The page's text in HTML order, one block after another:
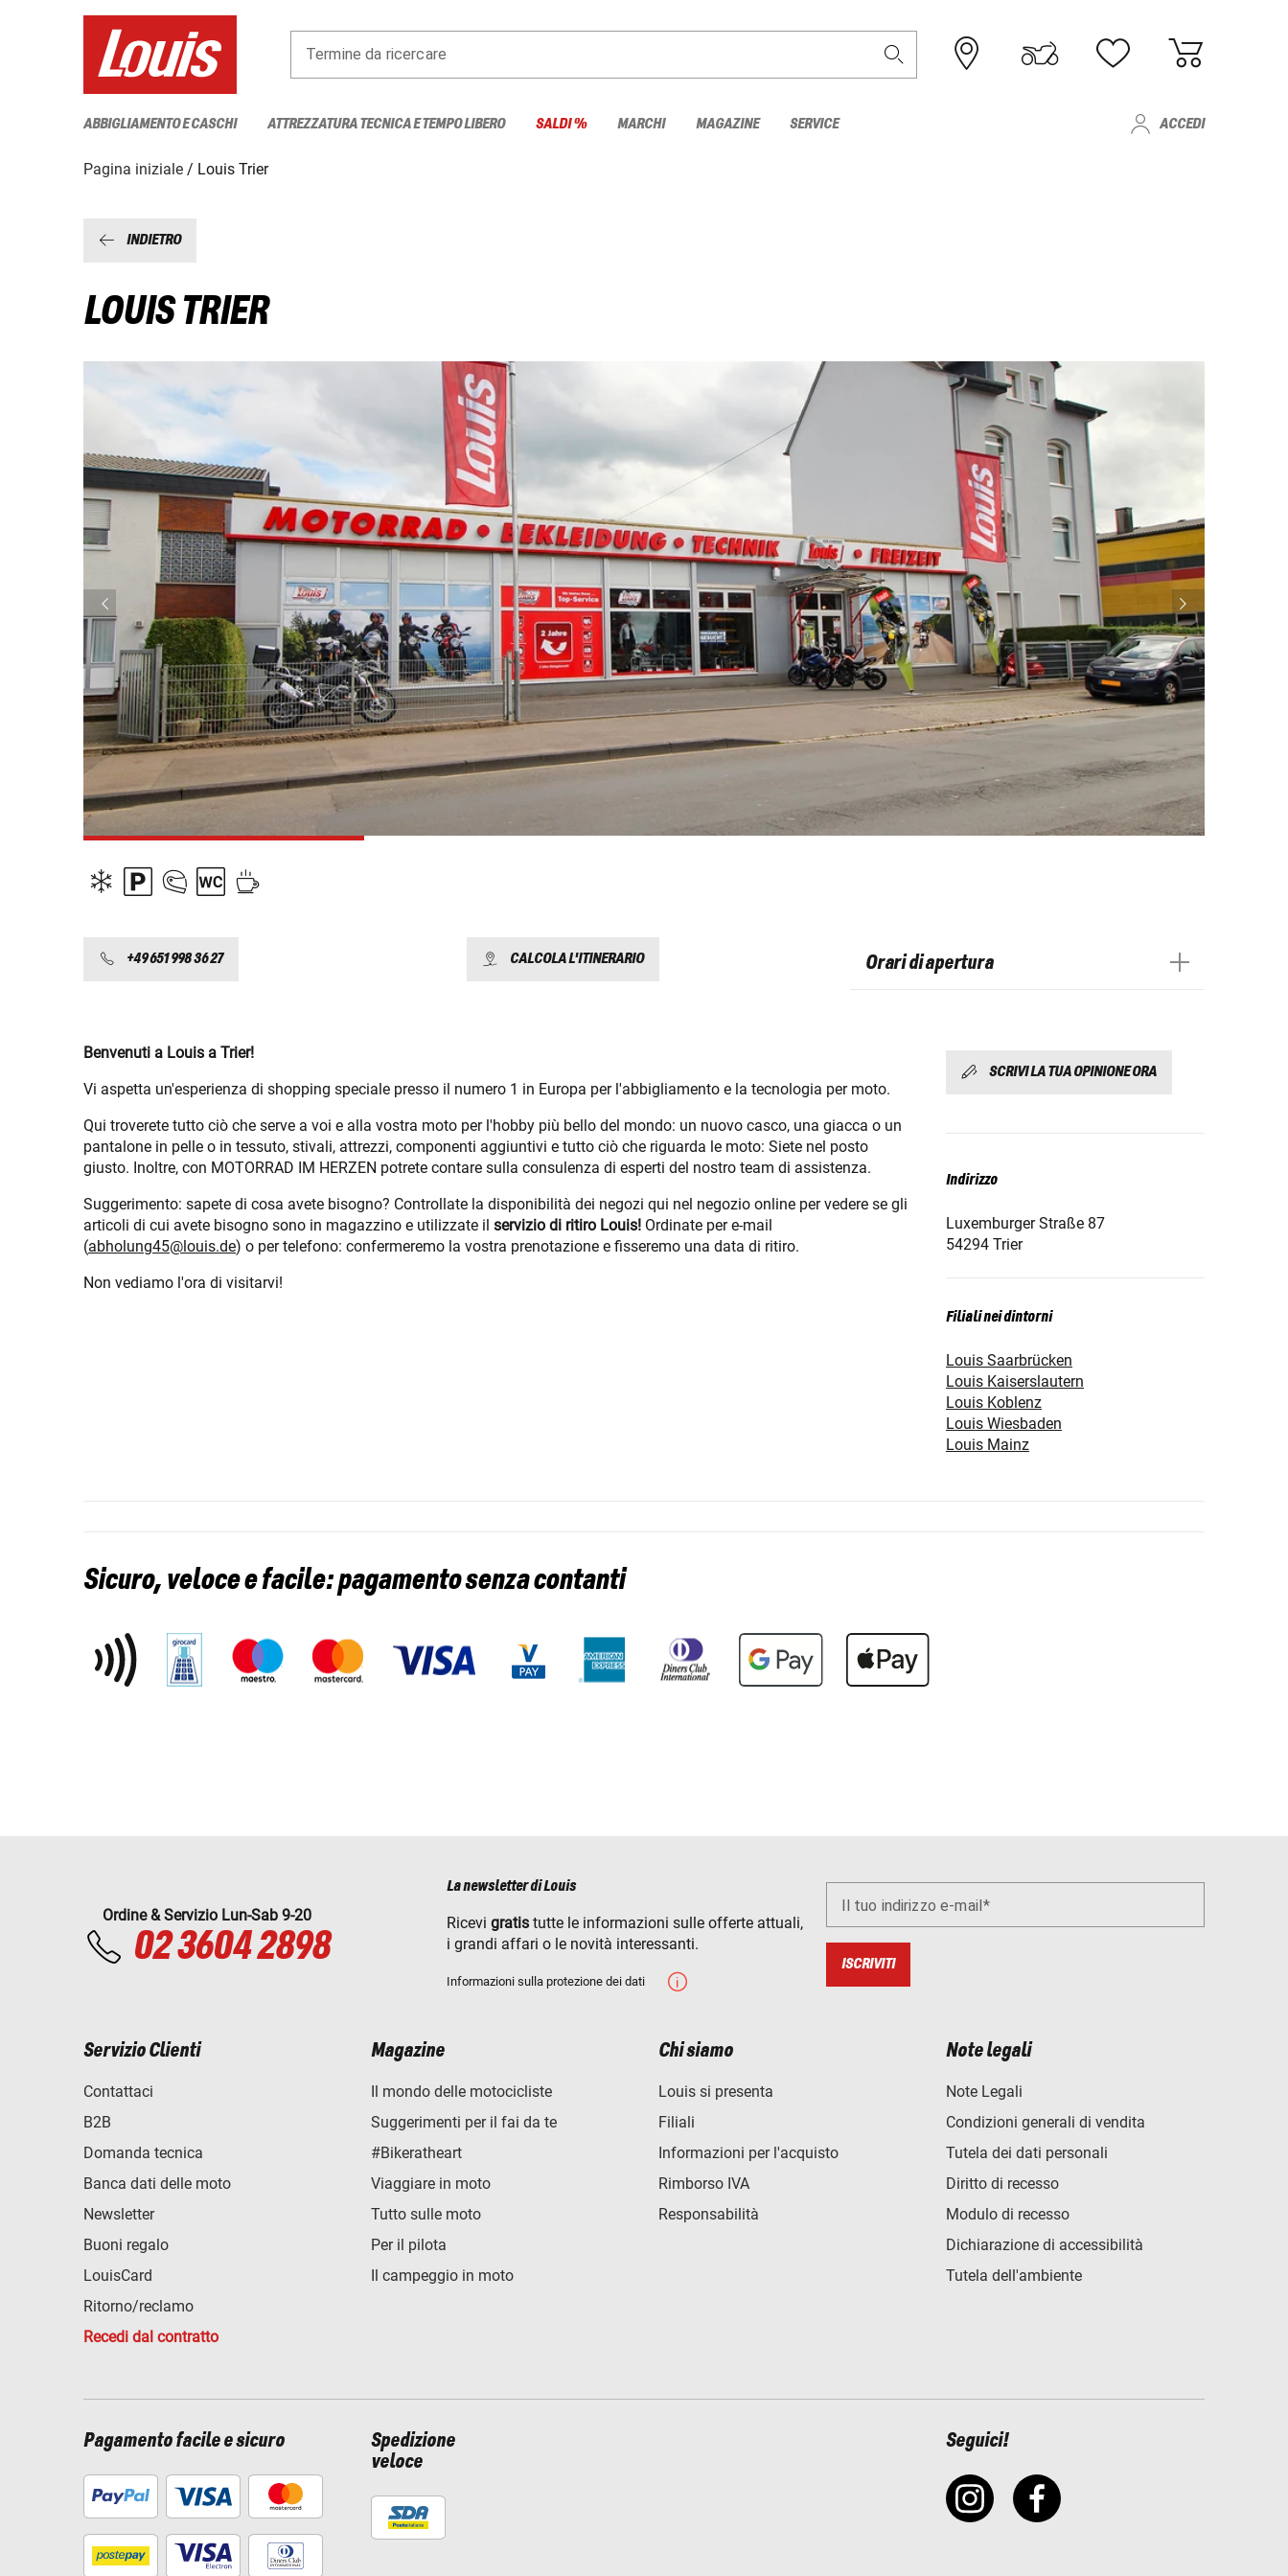
Termine da ricercare
ABBIGLIAMENTO E CASCHI ATTREZZATURA TECNICA E TEMPO LIBERO SALDI % MARCHI MAGAZINE SERVICE ACCEDI
Pagina iniziale Louis Trier
INDIETRO
LOUIS TRIER
+49 651 998 36 27 CALCOLA L'ITINERARIO Orari di apertura
Benvenuti a Louis a Trier!
Vi aspetta un'esperienza di shopping speciale presso il numero 1 in Europa per l'abbigliamento e la tecnologia per moto.
Qui troverete tutto ciò che serve a voi e alla vostra moto per l'hobby più bello del mondo: un nuovo casco, una giacca o un
pantalone in pelle o in tessuto, stivali, attrezzi, componenti aggiuntivi e tutto ciò che riguarda le moto: Siete nel posto
giusto. Inoltre, con MOTORRAD IM HERZEN potrete contare sulla consulenza di esperti del nostro team di assistenza.
Suggerimento: sapete di cosa avete bisogno? Controllate la disponibilità dei negozi qui nel negozio online per vedere se gli
articoli di cui avete bisogno sono in magazzino e utilizzate il servizio di ritiro Louis! Ordinate per e-mail
(abholung45@louis.de) o per telefono: confermeremo la vostra prenotazione e fisseremo una data di ritiro.
Non vediamo l'ora di visitarvi!
SCRIVI LA TUA OPINIONE ORA
Indirizzo
Luxemburger Straße 87
54294 Trier
Filiali nei dintorni
Louis Saarbrücken
Louis Kaiserslautern
Louis Koblenz
Louis Wiesbaden
Louis Mainz
Sicuro, veloce e facile: pagamento senza contanti
Ordine & Servizio Lun-Sab 9-20
02 3604 2898
La newsletter di Louis
Ricevi gratis tutte le informazioni sulle offerte attuali,
i grandi affari o le novità interessanti.
Informazioni sulla protezione dei dati
Il tuo indirizzo e-mail
ISCRIVITI
Servizio Clienti
Contattaci
B2B
Domanda tecnica
Banca dati delle moto
Newsletter
Buoni regalo
LouisCard
Ritorno/reclamo
Recedi dal contratto
Magazine
Il mondo delle motocicliste
Suggerimenti per il fai da te
#Bikeratheart
Viaggiare in moto
Tutto sulle moto
Per il pilota
Il campeggio in moto
Chi siamo
Louis si presenta
Filiali
Informazioni per l'acquisto
Rimborso IVA
Responsabilità
Note legali
Note Legali
Condizioni generali di vendita
Tutela dei dati personali
Diritto di recesso
Modulo di recesso
Dichiarazione di accessibilità
Tutela dell'ambiente
Pagamento facile e sicuro
Spedizione
veloce
Seguici!